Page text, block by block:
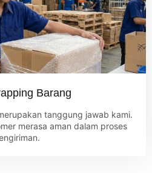
Barang
tanggung jawab kami.
merasa aman dalam proses